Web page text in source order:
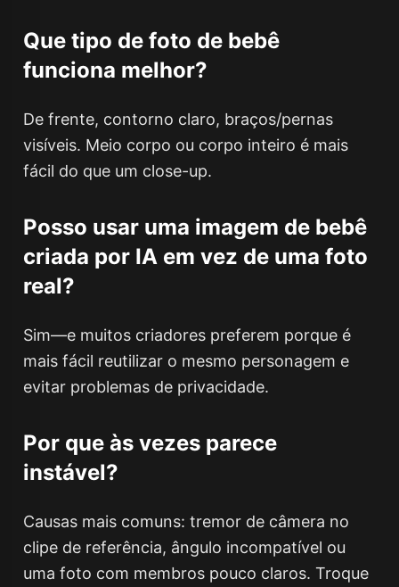
Que tipo de foto de bebê
funciona melhor?
De frente, contorno claro, braços/pernas
visíveis. Meio corpo ou corpo inteiro é mais
fácil do que um close-up.
Posso usar uma imagem de bebê
criada por IA em vez de uma foto
real?
Sim—e muitos criadores preferem porque é
mais fácil reutilizar o mesmo personagem e
evitar problemas de privacidade.
Por que às vezes parece
instável?
Causas mais comuns: tremor de câmera no
clipe de referência, ângulo incompatível ou
uma foto com membros pouco claros. Troque